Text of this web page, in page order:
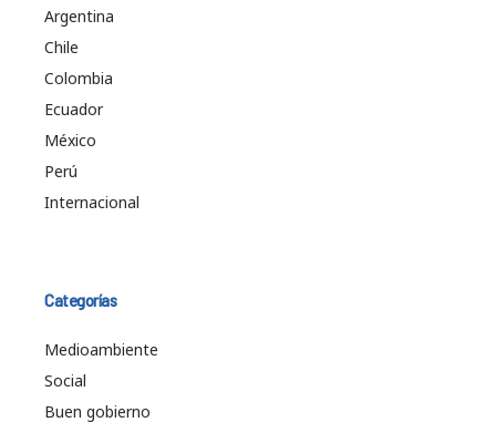
Argentina
Chile
Colombia
Ecuador
México
Perú
Internacional
Categorías
Medioambiente
Social
Buen gobierno